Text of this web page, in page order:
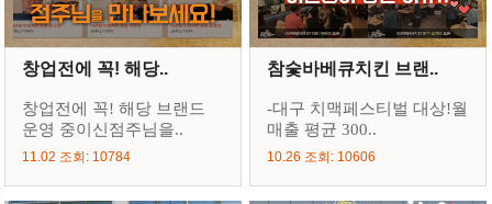
창업전에 꼭! 해당..
창업전에 꼭! 해당 브랜드
운영 중이신점주님을..
11.02 조회: 10784
참숯바베큐치킨 브랜..
-대구 치맥페스티벌 대상!월
매출 평균 300..
10.26 조회: 10606